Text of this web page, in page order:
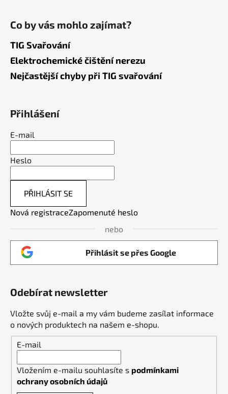
Co by vás mohlo zajímat?
TIG Svařování
Elektrochemické čištění nerezu
Nejčastější chyby při TIG svařování
Přihlášení
E-mail
Heslo
PŘIHLÁSIT SE
Nová registraceZapomenuté heslo
nebo
Přihlásit se přes Google
Odebírat newsletter
Vložte svůj e-mail a my vám budeme zasílat informace
o nových produktech na našem e-shopu.
E-mail
Vložením e-mailu souhlasíte s podmínkami
ochrany osobních údajů